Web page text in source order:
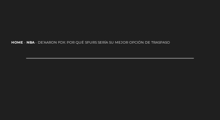
HOME- NBA- DE’AARON FOX: POR QUÉ SPURS SERÍA SU MEJOR OPCIÓN DE TRASPASO